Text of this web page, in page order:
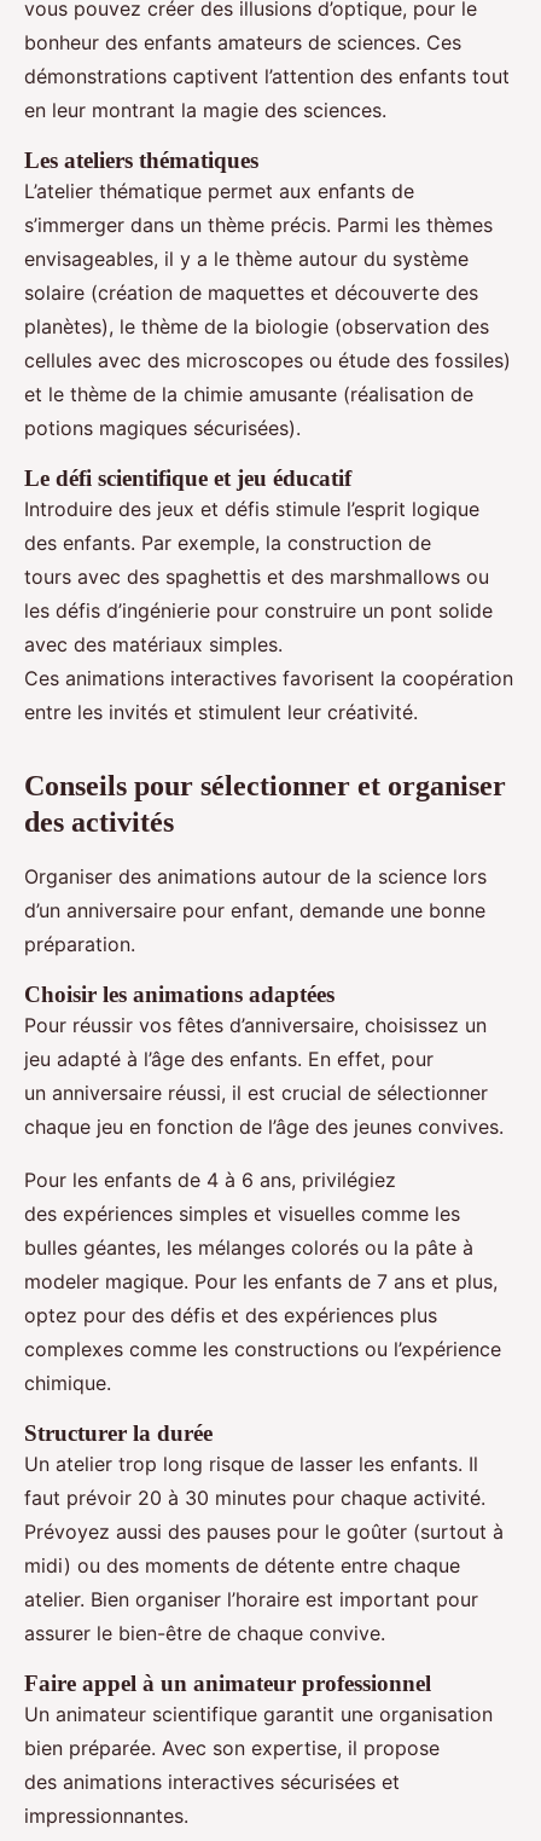
vous pouvez créer des illusions d’optique, pour le
bonheur des enfants amateurs de sciences. Ces
démonstrations captivent l’attention des enfants tout
en leur montrant la magie des sciences.
Les ateliers thématiques
L’atelier thématique permet aux enfants de
s’immerger dans un thème précis. Parmi les thèmes
envisageables, il y a le thème autour du système
solaire (création de maquettes et découverte des
planètes), le thème de la biologie (observation des
cellules avec des microscopes ou étude des fossiles)
et le thème de la chimie amusante (réalisation de
potions magiques sécurisées).
Le défi scientifique et jeu éducatif
Introduire des jeux et défis stimule l’esprit logique
des enfants. Par exemple, la construction de
tours avec des spaghettis et des marshmallows ou
les défis d’ingénierie pour construire un pont solide
avec des matériaux simples.
Ces animations interactives favorisent la coopération
entre les invités et stimulent leur créativité.
Conseils pour sélectionner et organiser
des activités
Organiser des animations autour de la science lors
d’un anniversaire pour enfant, demande une bonne
préparation.
Choisir les animations adaptées
Pour réussir vos fêtes d’anniversaire, choisissez un
jeu adapté à l’âge des enfants. En effet, pour
un anniversaire réussi, il est crucial de sélectionner
chaque jeu en fonction de l’âge des jeunes convives.
Pour les enfants de 4 à 6 ans, privilégiez
des expériences simples et visuelles comme les
bulles géantes, les mélanges colorés ou la pâte à
modeler magique. Pour les enfants de 7 ans et plus,
optez pour des défis et des expériences plus
complexes comme les constructions ou l’expérience
chimique.
Structurer la durée
Un atelier trop long risque de lasser les enfants. Il
faut prévoir 20 à 30 minutes pour chaque activité.
Prévoyez aussi des pauses pour le goûter (surtout à
midi) ou des moments de détente entre chaque
atelier. Bien organiser l’horaire est important pour
assurer le bien-être de chaque convive.
Faire appel à un animateur professionnel
Un animateur scientifique garantit une organisation
bien préparée. Avec son expertise, il propose
des animations interactives sécurisées et
impressionnantes.